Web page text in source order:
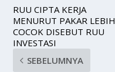
RUU CIPTA KERJA
MENURUT PAKAR LEBIH
COCOK DISEBUT RUU
INVESTASI
SEBELUMNYA